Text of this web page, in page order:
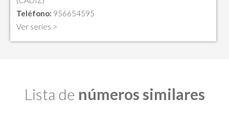
Teléfono: 956654595
Ver series >
Lista de números similares